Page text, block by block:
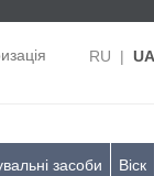
RU | UA
засоби Віск